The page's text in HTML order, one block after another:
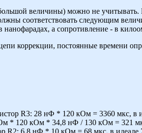
величины) можно не учитывать.
соответствовать следующим
а сопротивление - в
коррекции, постоянные времени
R3: 28 нФ * 120 кОм = 3360 мкс, в
* 120 кОм * 34,8 нФ / 130 кОм = 321
R2: 6,8 нФ * 10 кОм = 68 мкс, в идеале